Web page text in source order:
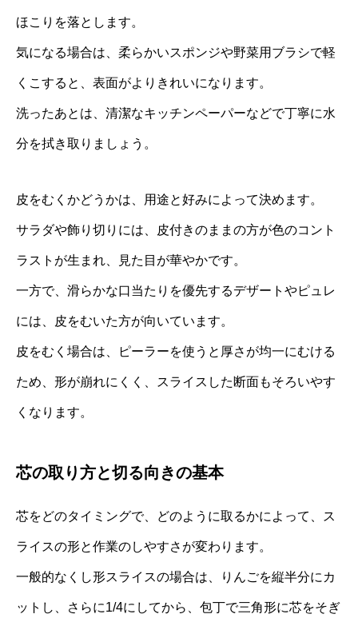
ほこりを落とします。
気になる場合は、柔らかいスポンジや野菜用ブラシで軽
くこすると、表面がよりきれいになります。
洗ったあとは、清潔なキッチンペーパーなどで丁寧に水
分を拭き取りましょう。
皮をむくかどうかは、用途と好みによって決めます。
サラダや飾り切りには、皮付きのままの方が色のコント
ラストが生まれ、見た目が華やかです。
一方で、滑らかな口当たりを優先するデザートやピュレ
には、皮をむいた方が向いています。
皮をむく場合は、ピーラーを使うと厚さが均一にむける
ため、形が崩れにくく、スライスした断面もそろいやす
くなります。
芯の取り方と切る向きの基本
芯をどのタイミングで、どのように取るかによって、ス
ライスの形と作業のしやすさが変わります。
一般的なくし形スライスの場合は、りんごを縦半分にカ
ットし、さらに1/4にしてから、包丁で三角形に芯をそぎ